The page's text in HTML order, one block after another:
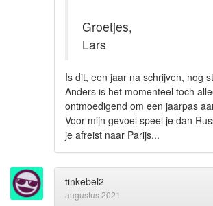
Groetjes,
Lars
Is dit, een jaar na schrijven, nog
Anders is het momenteel toch
ontmoedigend om een jaarpas
Voor mijn gevoel speel je dan
je afreist naar Parijs...
tinkebel2
augustus 2021